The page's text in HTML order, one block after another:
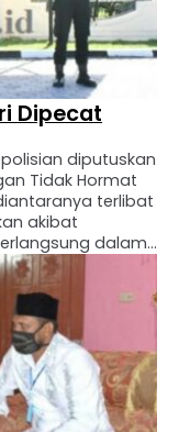
Porsonel Polri Dipecat
diputuskan
Tidak Hormat
terlibat
akibat
dalam
Mapolres
Kelima anggota
lima